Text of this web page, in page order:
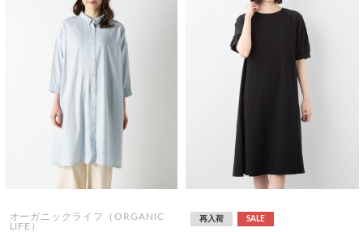
オーガニックライフ（ORGANIC
LIFE）
再入荷 SALE